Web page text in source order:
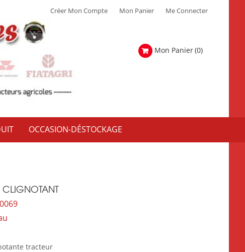
Créer Mon Compte Mon Panier Me Connecter
Mon Panier(0)
OCCASION-DÉSTOCKAGE
tracteur